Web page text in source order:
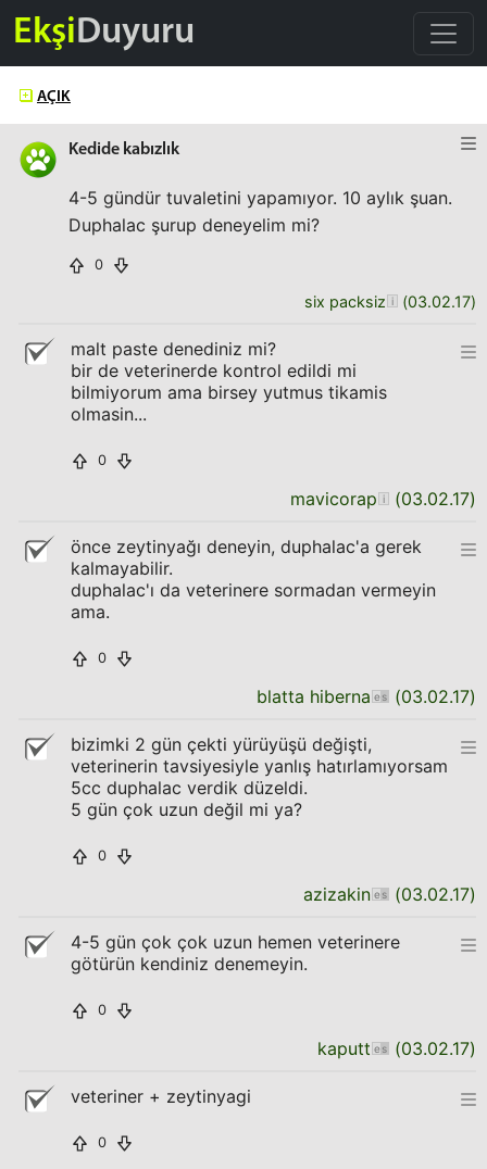
EkşiDuyuru
AÇIK
Kedide kabızlık
4-5 gündür tuvaletini yapamıyor. 10 aylık şuan.
Duphalac şurup deneyelim mi?
0
six packsiz (03.02.17)
malt paste denediniz mi?
bir de veterinerde kontrol edildi mi
bilmiyorum ama birsey yutmus tikamis
olmasin...
0
mavicorap (03.02.17)
önce zeytinyağı deneyin, duphalac'a gerek
kalmayabilir.
duphalac'ı da veterinere sormadan vermeyin
ama.
0
blatta hiberna (03.02.17)
bizimki 2 gün çekti yürüyüşü değişti,
veterinerin tavsiyesiyle yanlış hatırlamıyorsam
5cc duphalac verdik düzeldi.
5 gün çok uzun değil mi ya?
0
azizakin (03.02.17)
4-5 gün çok çok uzun hemen veterinere
götürün kendiniz denemeyin.
0
kaputt (03.02.17)
veteriner + zeytinyagi
0